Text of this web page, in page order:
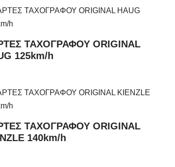
ΤΑΧΟΓΡΑΦΟΥ ORIGINAL
125km/h
ΤΑΧΟΓΡΑΦΟΥ ORIGINAL
140km/h